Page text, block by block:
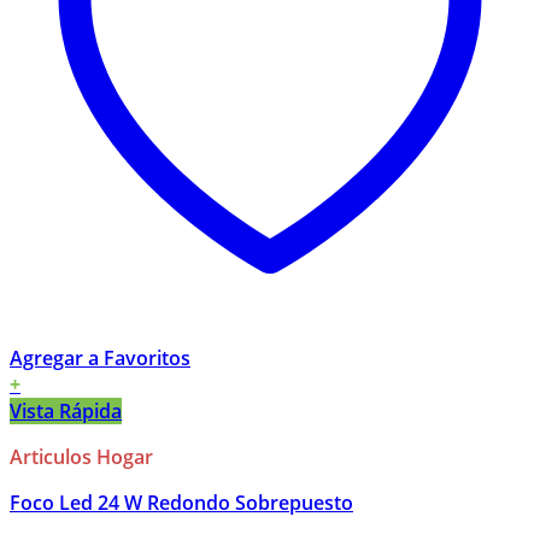
Agregar a Favoritos
+
Vista Rápida
Articulos Hogar
Foco Led 24 W Redondo Sobrepuesto